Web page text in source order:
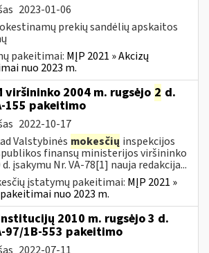
2023-01-06
prekių sandėlių apskaitos
pakeitimai: MĮP 2021 » Akcizų
nuo 2023 m.
viršininko 2004 m. rugsėjo 2 d.
155 pakeitimo
2022-10-17
Valstybinės mokesčių inspekcijos
finansų ministerijos viršininko
įsakymu Nr. VA-78[1] nauja redakcija...
įstatymų pakeitimai: MĮP 2021 »
nuo 2023 m.
2010 m. rugsėjo 3 d.
97/1B-553 pakeitimo
2022-07-11